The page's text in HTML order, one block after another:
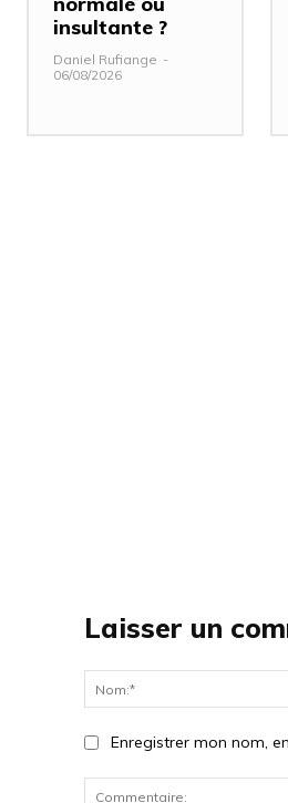
insultante ?
Daniel Rufiange -
06/08/2026
Laisser un
Enregistrer mon nom,